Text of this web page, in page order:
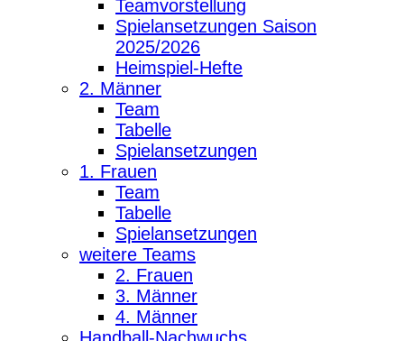
Teamvorstellung
Spielansetzungen Saison
2025/2026
Heimspiel-Hefte
2. Männer
Team
Tabelle
Spielansetzungen
1. Frauen
Team
Tabelle
Spielansetzungen
weitere Teams
2. Frauen
3. Männer
4. Männer
Handball-Nachwuchs